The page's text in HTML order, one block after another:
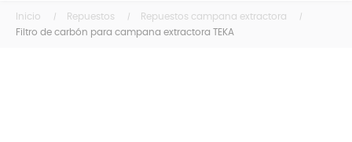
Inicio Repuestos
Repuestos campana extractora
Filtro de carbón para campana extractora TEKA